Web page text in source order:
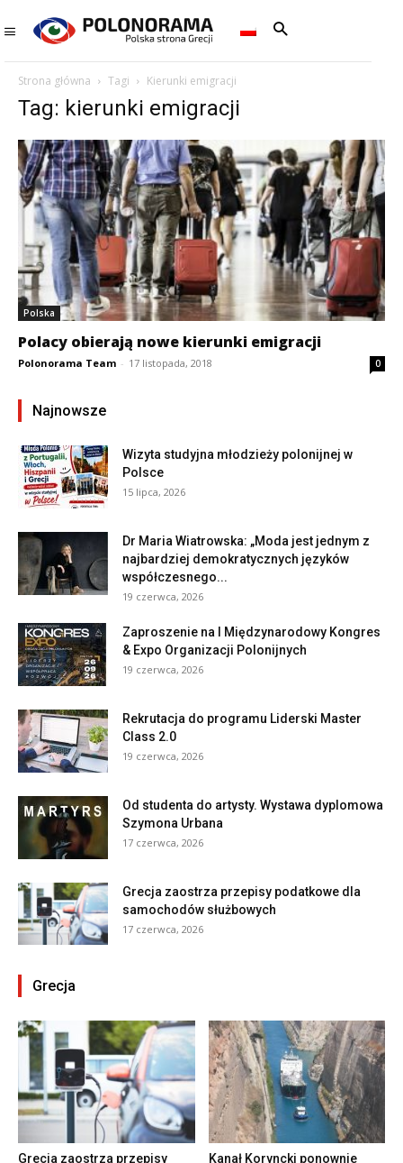
Strona główna Tagi Kierunki emigracji
Tag: kierunki emigracji
Polska
Polacy obierają nowe kierunki emigracji
Polonorama Team - 17 listopada, 2018 0
Najnowsze
Wizyta studyjna młodzieży polonijnej w
Polsce
15 lipca, 2026
Dr Maria Wiatrowska: „Moda jest jednym z
najbardziej demokratycznych języków
współczesnego...
19 czerwca, 2026
Zaproszenie na I Międzynarodowy Kongres
& Expo Organizacji Polonijnych
19 czerwca, 2026
Rekrutacja do programu Liderski Master
Class 2.0
19 czerwca, 2026
Od studenta do artysty. Wystawa dyplomowa
Szymona Urbana
17 czerwca, 2026
Grecja zaostrza przepisy podatkowe dla
samochodów służbowych
17 czerwca, 2026
Grecja
Grecja zaostrza przepisy
Kanał Koryncki ponownie